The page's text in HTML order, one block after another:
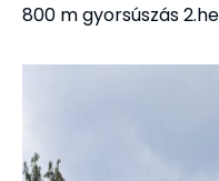
800 m gyorsúszás